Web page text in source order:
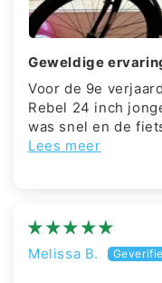
Geweldige
Voor de 9e
Rebel 24 inch
was snel en de
Lees meer
Melissa B.